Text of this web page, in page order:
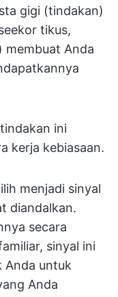
gigi (tindakan)
tikus,
membuat Anda
ini
kerja kebiasaan.
menjadi sinyal
diandalkan.
secara
sinyal ini
Anda untuk
Anda